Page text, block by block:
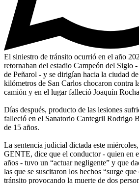
El siniestro de tránsito ocurrió en el año
retornaban del estadio Campeón del Siglo
de Peñarol - y se dirigían hacia la ciudad
kilómetros de San Carlos chocaron contra
camión y en el lugar falleció Joaquín
Días después, producto de las lesiones
falleció en el Sanatorio Cantegril Rodrigo
de 15 años.
La sentencia judicial dictada este
GENTE, dice que el conductor - quien en
años - tuvo un “actuar negligente” y que
las que se suscitaron los hechos “surge
tránsito provocando la muerte de dos